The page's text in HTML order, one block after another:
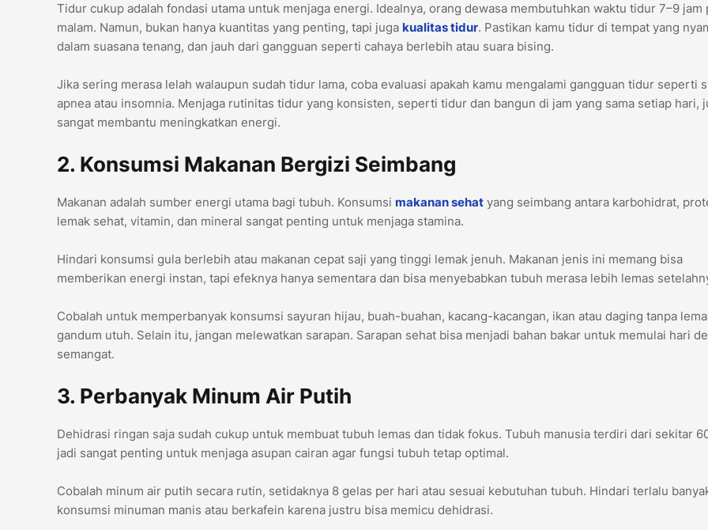
Tidur cukup adalah fondasi utama untuk menjaga energi. Idealnya, orang dewasa membutuhkan waktu tidur 7–9 jam
malam. Namun, bukan hanya kuantitas yang penting, tapi juga kualitas tidur. Pastikan kamu tidur di tempat yang
dalam suasana tenang, dan jauh dari gangguan seperti cahaya berlebih atau suara bising.
Jika sering merasa lelah walaupun sudah tidur lama, coba evaluasi apakah kamu mengalami gangguan tidur seperti
apnea atau insomnia. Menjaga rutinitas tidur yang konsisten, seperti tidur dan bangun di jam yang sama setiap hari,
sangat membantu meningkatkan energi.
2. Konsumsi Makanan Bergizi Seimbang
Makanan adalah sumber energi utama bagi tubuh. Konsumsi makanan sehat yang seimbang antara karbohidrat,
lemak sehat, vitamin, dan mineral sangat penting untuk menjaga stamina.
Hindari konsumsi gula berlebih atau makanan cepat saji yang tinggi lemak jenuh. Makanan jenis ini memang bisa
memberikan energi instan, tapi efeknya hanya sementara dan bisa menyebabkan tubuh merasa lebih lemas
Cobalah untuk memperbanyak konsumsi sayuran hijau, buah-buahan, kacang-kacangan, ikan atau daging tanpa
gandum utuh. Selain itu, jangan melewatkan sarapan. Sarapan sehat bisa menjadi bahan bakar untuk memulai hari
semangat.
3. Perbanyak Minum Air Putih
Dehidrasi ringan saja sudah cukup untuk membuat tubuh lemas dan tidak fokus. Tubuh manusia terdiri dari sekitar
jadi sangat penting untuk menjaga asupan cairan agar fungsi tubuh tetap optimal.
Cobalah minum air putih secara rutin, setidaknya 8 gelas per hari atau sesuai kebutuhan tubuh. Hindari terlalu
konsumsi minuman manis atau berkafein karena justru bisa memicu dehidrasi.